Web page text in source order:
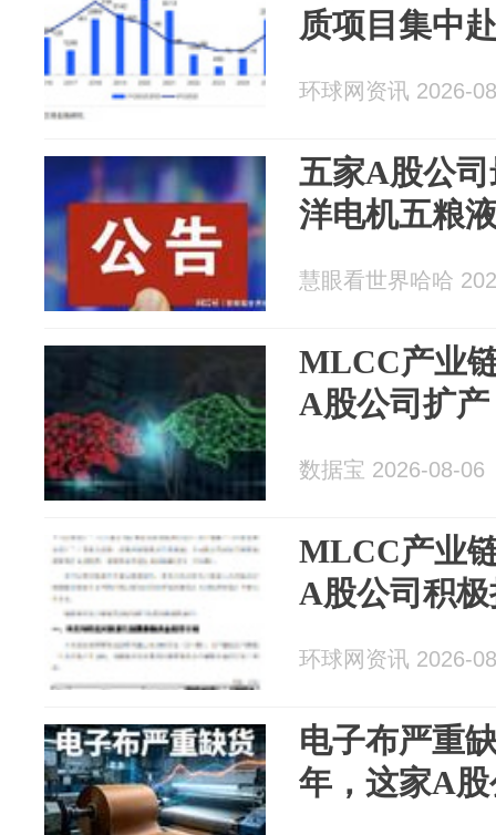
质项目集中
环球网资讯 2026-
五家A股公
洋电机五粮
慧眼看世界哈哈
MLCC产业
A股公司扩产
数据宝 2026-08-06
MLCC产业
A股公司积
环球网资讯 2026-
电子布严重
年，这家A